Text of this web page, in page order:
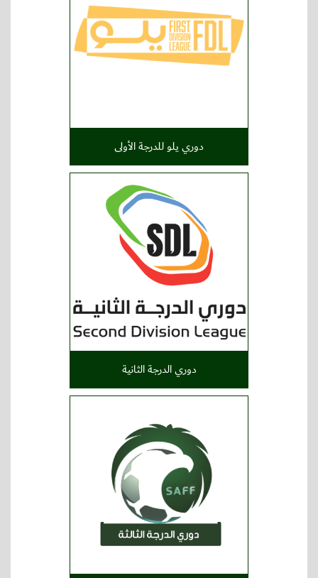
دوري يلو للدرجة الأولى
دوري الدرجة الثانية